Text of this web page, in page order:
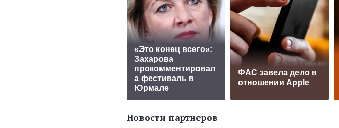
«Это конец всего»:
Захарова
прокомментировал
а фестиваль в
Юрмале
ФАС завела дело в
отношении Apple
Новости партнеров